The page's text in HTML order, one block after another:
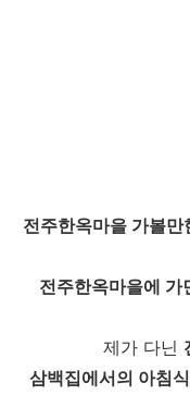
전주한옥마을 가볼만
전주한옥마을에 가
제가 다닌
삼백집에서의 아침